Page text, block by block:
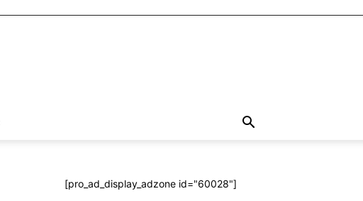
[pro_ad_display_adzone id="60028"]